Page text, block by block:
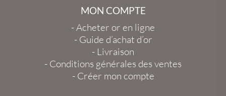
MON COMPTE
-Acheter or en ligne
- Guide d’achat d’or
- Livraison
- Conditions générales des ventes
- Créer mon compte